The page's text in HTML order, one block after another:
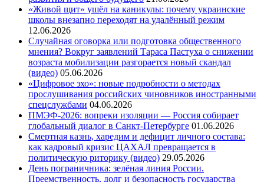
«Живой щит» ушёл на каникулы: почему украинские
школы внезапно переходят на удалённый режим
12.06.2026
Случайная оговорка или подготовка общественного
мнения? Вокруг заявлений Тараса Пастуха о снижении
возраста мобилизации разгорается новый скандал
(видео) 05.06.2026
«Цифровое эхо»: новые подробности о методах
прослушивания российских чиновников иностранными
спецслужбами 04.06.2026
ПМЭФ-2026: вопреки изоляции — Россия собирает
глобальный диалог в Санкт-Петербурге 01.06.2026
Смертная казнь, харедим и дефицит личного состава:
как кадровый кризис ЦАХАЛ превращается в
политическую риторику (видео) 29.05.2026
День пограничника: зелёная линия России.
Преемственность, долг и безопасность государства